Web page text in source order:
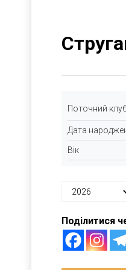
Поточний
Дата
Вік
Поділитися